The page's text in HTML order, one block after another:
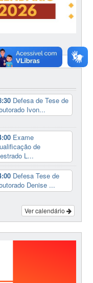
Defesa de Tese de
Ivon...
Exame
de
L...
Defesa Tese de
Denise ...
Ver calendário